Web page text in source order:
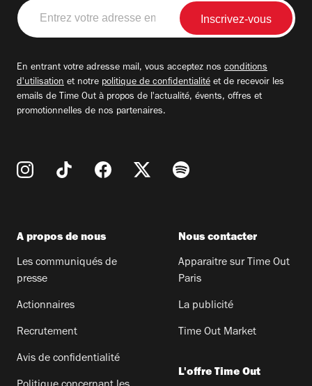
Entrez
votre
adresse
En entrant votre adresse mail, vous acceptez nos conditions
d'utilisation et notre politique de confidentialité et de recevoir les
emails de Time Out à propos de l'actualité, évents, offres et
promotionnelles de nos partenaires.
A propos de nous
Les communiqués de
presse
Actionnaires
Recrutement
Avis de confidentialité
Nous contacter
Apparaitre sur Time Out
Paris
La publicité
Time Out Market
L'offre Time Out